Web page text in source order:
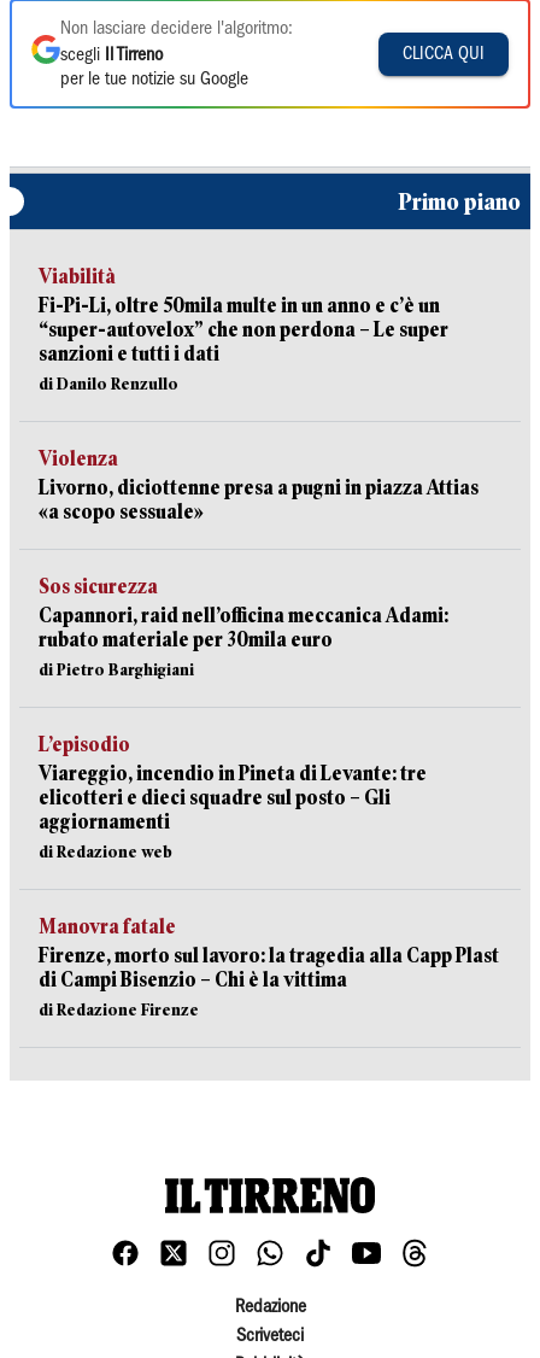
Non lasciare decidere l'algoritmo:
scegli
Il Tirreno
per le tue notizie su Google
CLICCA QUI
Primo piano
Viabilità
Fi-Pi-Li, oltre 50mila multe in un anno e c’è un
“super-autovelox” che non perdona – Le super
sanzioni e tutti i dati
di Danilo Renzullo
Violenza
Livorno, diciottenne presa a pugni in piazza Attias
«a scopo sessuale»
Sos sicurezza
Capannori, raid nell’officina meccanica Adami:
rubato materiale per 30mila euro
di Pietro Barghigiani
L’episodio
Viareggio, incendio in Pineta di Levante: tre
elicotteri e dieci squadre sul posto – Gli
aggiornamenti
di Redazione web
Manovra fatale
Firenze, morto sul lavoro: la tragedia alla Capp Plast
di Campi Bisenzio – Chi è la vittima
di Redazione Firenze
Redazione
Scriveteci